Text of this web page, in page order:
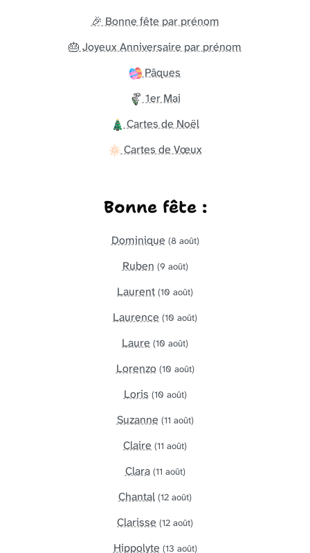
🎉 Bonne fête par prénom
🎂 Joyeux Anniversaire par prénom
Pâques
1er Mai
Cartes de Noël
Cartes de Vœux
Bonne fête :
Dominique (8 août)
Ruben (9 août)
Laurent (10 août)
Laurence (10 août)
Laure (10 août)
Lorenzo (10 août)
Loris (10 août)
Suzanne (11 août)
Claire (11 août)
Clara (11 août)
Chantal (12 août)
Clarisse (12 août)
Hippolyte (13 août)